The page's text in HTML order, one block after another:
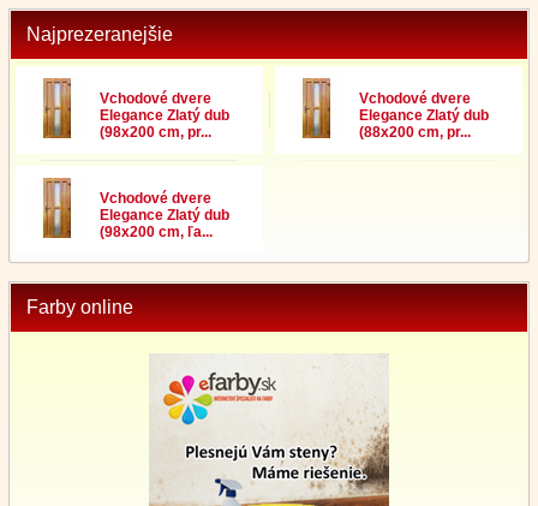
Najprezeranejšie
Vchodové dvere
Elegance Zlatý dub
(98x200 cm, pr...
Vchodové dvere
Elegance Zlatý dub
(88x200 cm, pr...
Vchodové dvere
Elegance Zlatý dub
(98x200 cm, ľa...
Farby online